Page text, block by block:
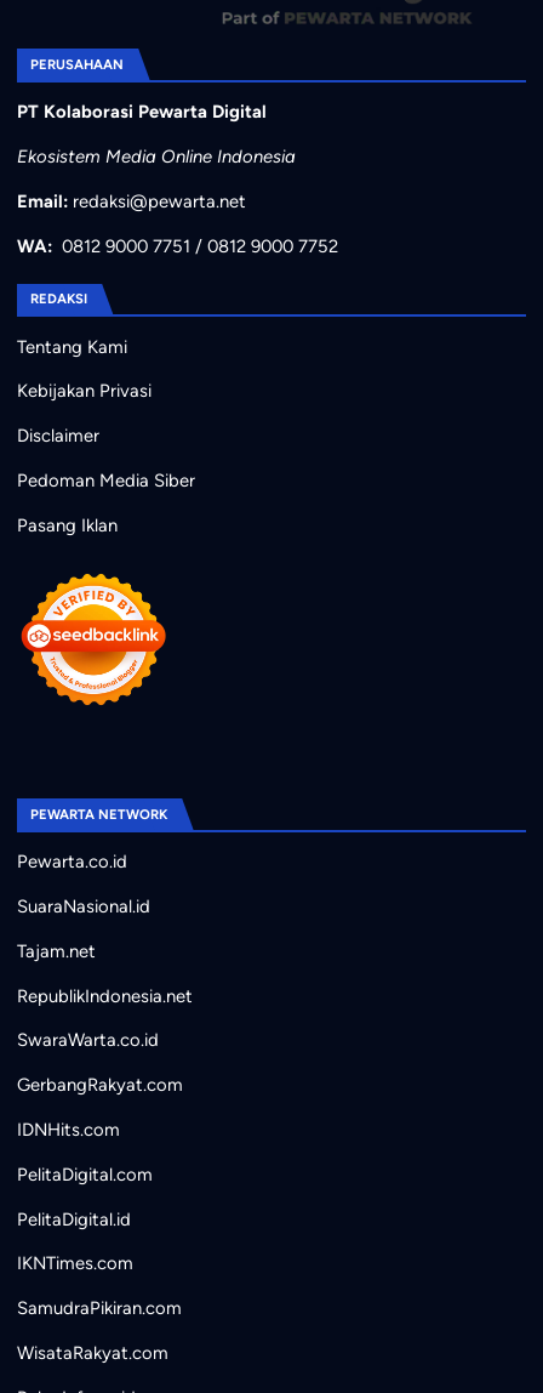
PERUSAHAAN
PT Kolaborasi Pewarta Digital
Ekosistem Media Online Indonesia
Email: redaksi@pewarta.net
WA: 0812 9000 7751 / 0812 9000 7752
REDAKSI
Tentang Kami
Kebijakan Privasi
Disclaimer
Pedoman Media Siber
Pasang Iklan
PEWARTA NETWORK
Pewarta.co.id
SuaraNasional.id
Tajam.net
RepublikIndonesia.net
SwaraWarta.co.id
GerbangRakyat.com
IDNHits.com
PelitaDigital.com
PelitaDigital.id
IKNTimes.com
SamudraPikiran.com
WisataRakyat.com